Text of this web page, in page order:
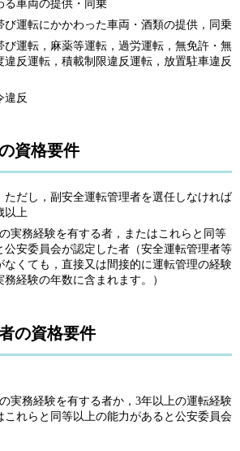
る車両の提供・同乗
び運転にかかわった車両・酒類の提供，同乗
び運転，麻薬等運転，過労運転，無免許・無
違反運転，積載制限違反運転，放置駐車違反
違反
資格要件
ただし，副安全運転管理者を選任しなければ
以上
実務経験を有する者，またはこれらと同等
公安委員会が認定した者（安全運転管理者等
なくても，直接又は間接的に運転管理の経験
経験の年数に含まれます。）
の資格要件
実務経験を有する者か，3年以上の運転経験
これらと同等以上の能力があると公安委員会